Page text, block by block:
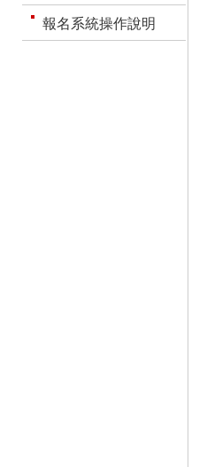
報名系統操作說明